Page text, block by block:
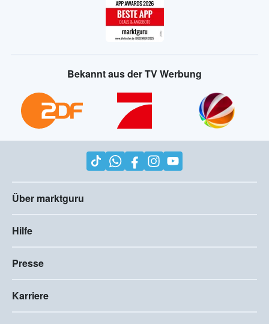
Bekannt aus der TV Werbung
Über marktguru
Hilfe
Presse
Karriere